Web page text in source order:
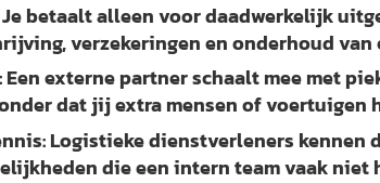
betaalt alleen voor daadwerkelijk
verzekeringen en onderhoud van
Een externe partner schaalt mee met
dat jij extra mensen of voertuigen
Logistieke dienstverleners kennen
die een intern team vaak niet